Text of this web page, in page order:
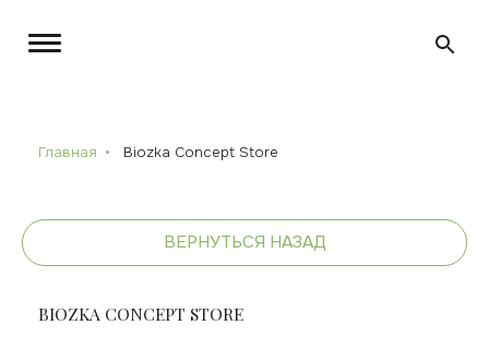
Главная Biozka Concept Store
ВЕРНУТЬСЯ НАЗАД
BIOZKA CONCEPT STORE